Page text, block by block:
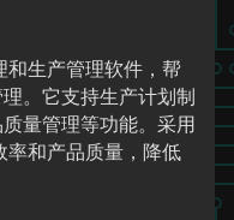
和生产管理软件，帮
。它支持生产计划制
量管理等功能。采用
率和产品质量，降低